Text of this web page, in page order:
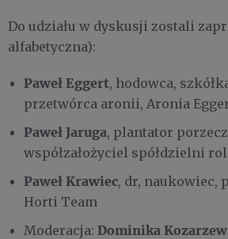
Do udziału w dyskusji zostali
alfabetyczna):
Paweł Eggert, hodowca,
przetwórca aronii, Aronia
Paweł Jaruga, plantator
współzałożyciel spółdzielni
Paweł Krawiec, dr, naukowiec,
Horti Team
Moderacja: Dominika